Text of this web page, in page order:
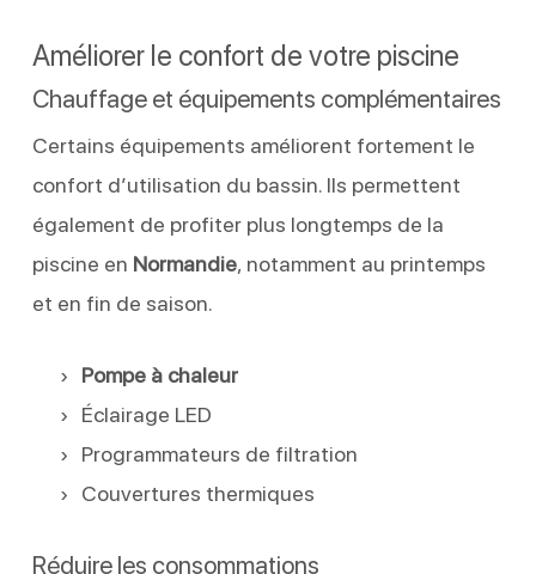
Améliorer le confort de votre piscine
Chauffage et équipements complémentaires
Certains équipements améliorent fortement le
confort d’utilisation du bassin. Ils permettent
également de profiter plus longtemps de la
piscine en Normandie, notamment au printemps
et en fin de saison.
Pompe à chaleur
Éclairage LED
Programmateurs de filtration
Couvertures thermiques
Réduire les consommations